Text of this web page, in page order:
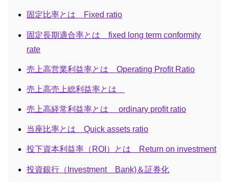
固定比率とは Fixed ratio
固定長期適合率とは fixed long term conformity
rate
売上高営業利益率とは Operating Profit Ratio
売上高売上総利益率とは
売上高経常利益率とは ordinary profit ratio
当座比率とは Quick assets ratio
投下資本利益率（ROI）とは Return on investment
投資銀行（Investment Bank)＆証券化